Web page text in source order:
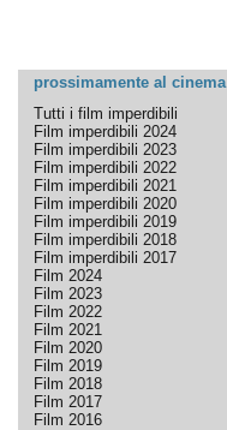
prossimamente al cinema
Tutti i film imperdibili
Film imperdibili 2024
Film imperdibili 2023
Film imperdibili 2022
Film imperdibili 2021
Film imperdibili 2020
Film imperdibili 2019
Film imperdibili 2018
Film imperdibili 2017
Film 2024
Film 2023
Film 2022
Film 2021
Film 2020
Film 2019
Film 2018
Film 2017
Film 2016